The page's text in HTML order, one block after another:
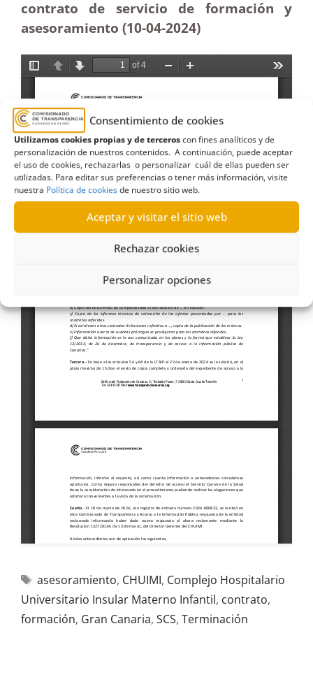
Consentimiento de cookies
Utilizamos cookies propias y de terceroscon fines analíticos y de
personalización de nuestros contenidos. A continuación, puede aceptar
el uso de cookies, rechazarlas o personalizar cuál de ellas pueden ser
utilizadas. Para editar sus preferencias o tener más información, visite
nuestra Política de cookiesde nuestro sitio web.
Aceptar y visitar el sitio web
Rechazar cookies
Personalizar opciones
contrato de servicio de formación y
asesoramiento (10-04-2024)
asesoramiento, CHUIMI, Complejo Hospitalario
Universitario Insular Materno Infantil, contrato,
formación, Gran Canaria, SCS, Terminación